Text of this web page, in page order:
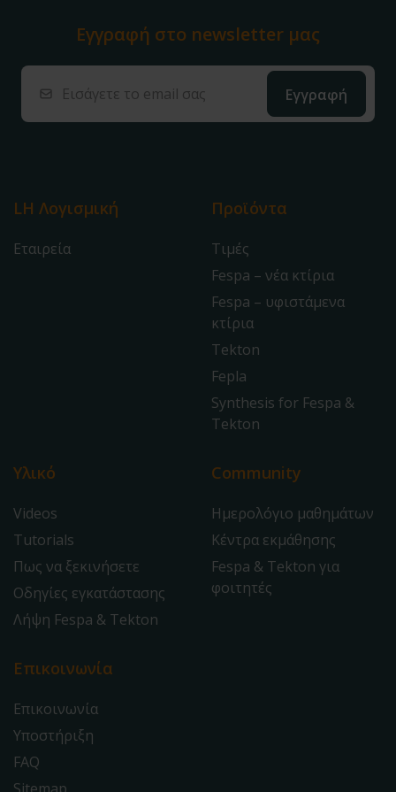
LH Λογισμική
Εταιρεία
Προϊόντα
Τιμές
Fespa – νέα κτίρια
Fespa – υφιστάμενα
κτίρια
Tekton
Fepla
Synthesis for Fespa &
Tekton
Υλικό
Videos
Tutorials
Πως να ξεκινήσετε
Οδηγίες εγκατάστασης
Λήψη Fespa & Tekton
Community
Ημερολόγιο μαθημάτων
Κέντρα εκμάθησης
Fespa & Tekton για
φοιτητές
Επικοινωνία
Επικοινωνία
Υποστήριξη
FAQ
Εγγραφή στο newsletter μας